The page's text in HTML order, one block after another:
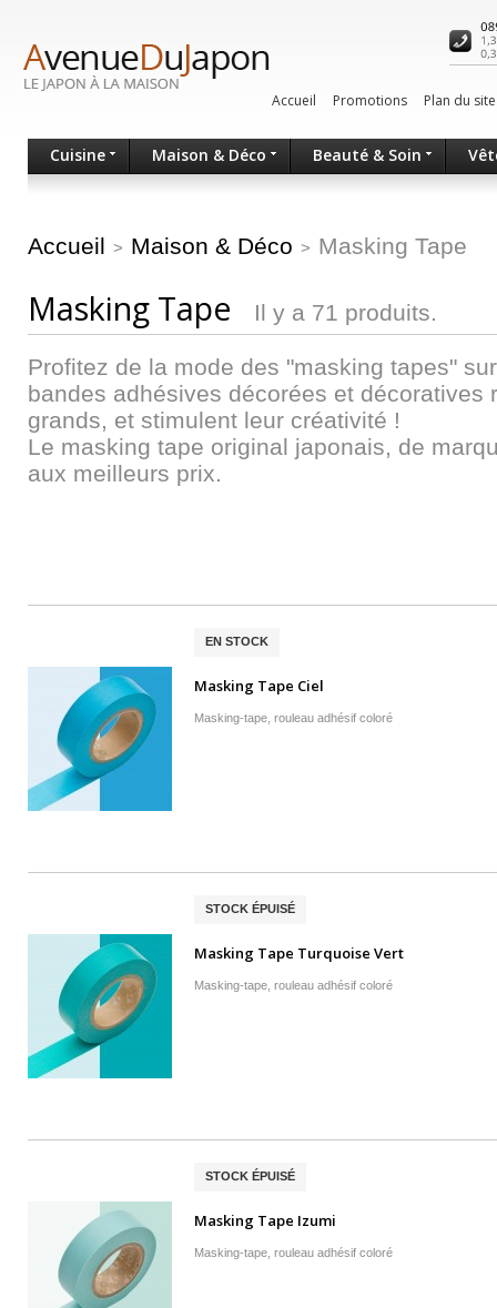
Accueil Promotions Plan du site
Cuisine Maison & Déco Beauté & Soin
Accueil > Maison & Déco > Masking Tape
Masking Tape Il y a 71 produits.
Profitez de la mode des "masking tapes"
bandes adhésives décorées et décoratives
grands, et stimulent leur créativité !
Le masking tape original japonais, de
aux meilleurs prix.
EN STOCK
Masking Tape Ciel
Masking-tape, rouleau adhésif coloré
STOCK ÉPUISÉ
Masking Tape Turquoise Vert
Masking-tape, rouleau adhésif coloré
STOCK ÉPUISÉ
Masking Tape Izumi
Masking-tape, rouleau adhésif coloré